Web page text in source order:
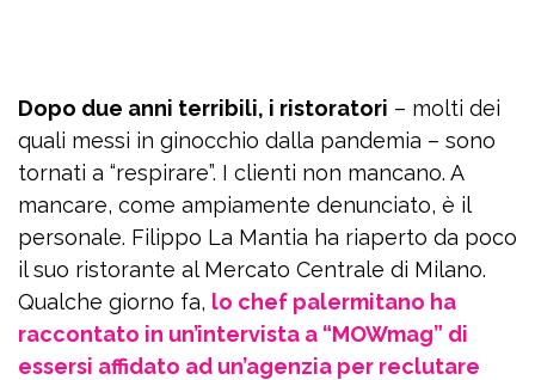
Dopo due anni terribili, i ristoratori – molti dei
quali messi in ginocchio dalla pandemia – sono
tornati a “respirare”. I clienti non mancano. A
mancare, come ampiamente denunciato, è il
personale. Filippo La Mantia ha riaperto da poco
il suo ristorante al Mercato Centrale di Milano.
Qualche giorno fa, lo chef palermitano ha
raccontato in un’intervista a “MOWmag” di
essersi affidato ad un’agenzia per reclutare